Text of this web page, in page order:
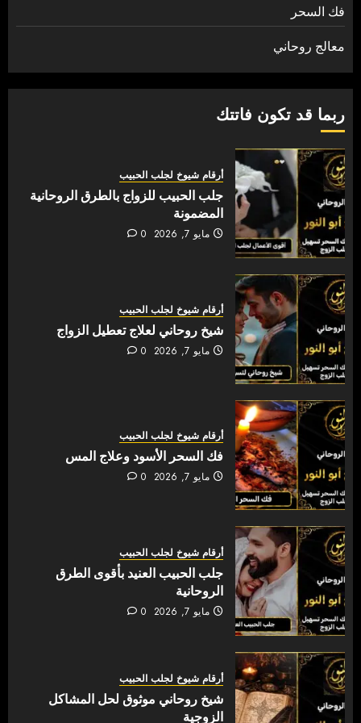
فك السحر
معالج روحاني
ربما قد تكون فاتتك
أرقام شيوخ لجلب الحبيب
جلب الحبيب للزواج بالطرق الروحانية
المضمونة
مايو 7, 2026 0
أرقام شيوخ لجلب الحبيب
شيخ روحاني لعلاج تعطيل الزواج
مايو 7, 2026 0
أرقام شيوخ لجلب الحبيب
فك السحر الأسود وعلاج المس
مايو 7, 2026 0
أرقام شيوخ لجلب الحبيب
جلب الحبيب العنيد بأقوى الطرق
الروحانية
مايو 7, 2026 0
أرقام شيوخ لجلب الحبيب
شيخ روحاني موثوق لحل المشاكل
الزوجية